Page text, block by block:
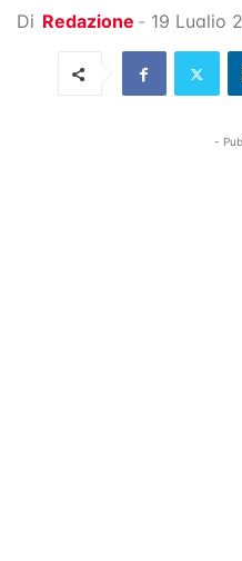
Di Redazione - 19 Luglio
-